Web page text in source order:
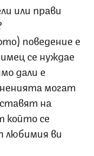
или прави
поведение е
се нуждае
дали е
могат
на
който се
любимия ви